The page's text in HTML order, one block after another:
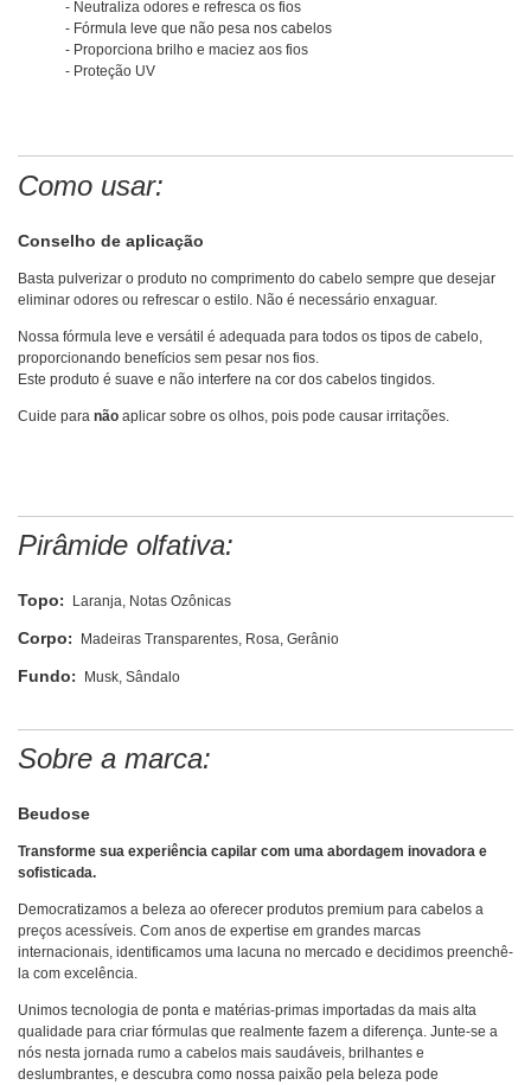
- Neutraliza odores e refresca os fios
- Fórmula leve que não pesa nos cabelos
- Proporciona brilho e maciez aos fios
- Proteção UV
Como usar:
Conselho de aplicação
Basta pulverizar o produto no comprimento do cabelo sempre que desejar
eliminar odores ou refrescar o estilo. Não é necessário enxaguar.
Nossa fórmula leve e versátil é adequada para todos os tipos de cabelo,
proporcionando benefícios sem pesar nos fios.
Este produto é suave e não interfere na cor dos cabelos tingidos.
Cuide para não aplicar sobre os olhos, pois pode causar irritações.
Pirâmide olfativa:
Topo: Laranja, Notas Ozônicas
Corpo: Madeiras Transparentes, Rosa, Gerânio
Fundo: Musk, Sândalo
Sobre a marca:
Beudose
Transforme sua experiência capilar com uma abordagem inovadora e
sofisticada.
Democratizamos a beleza ao oferecer produtos premium para cabelos a
preços acessíveis. Com anos de expertise em grandes marcas
internacionais, identificamos uma lacuna no mercado e decidimos preenchê-
la com excelência.
Unimos tecnologia de ponta e matérias-primas importadas da mais alta
qualidade para criar fórmulas que realmente fazem a diferença. Junte-se a
nós nesta jornada rumo a cabelos mais saudáveis, brilhantes e
deslumbrantes, e descubra como nossa paixão pela beleza pode